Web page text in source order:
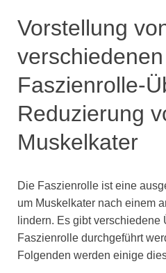
Vorstellung
verschiedenen
Faszienrolle-
Reduzierung
Muskelkater
Die Faszienrolle ist eine
um Muskelkater nach einem
lindern. Es gibt
Faszienrolle durchgeführt
Folgenden werden einige